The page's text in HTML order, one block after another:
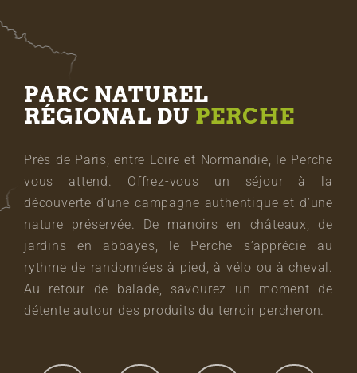
PARC NATUREL
RÉGIONAL DU PERCHE
Près de Paris, entre Loire et Normandie, le Perche
vous attend. Offrez-vous un séjour à la
découverte d’une campagne authentique et d’une
nature préservée. De manoirs en châteaux, de
jardins en abbayes, le Perche s’apprécie au
rythme de randonnées à pied, à vélo ou à cheval.
Au retour de balade, savourez un moment de
détente autour des produits du terroir percheron.